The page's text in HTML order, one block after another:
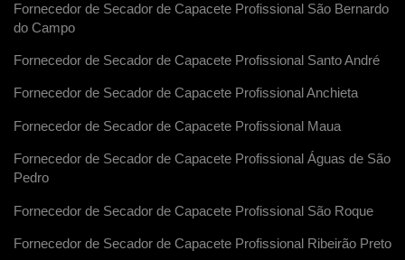
Fornecedor de Secador de Capacete Profissional São Bernardo
do Campo
Fornecedor de Secador de Capacete Profissional Santo André
Fornecedor de Secador de Capacete Profissional Anchieta
Fornecedor de Secador de Capacete Profissional Maua
Fornecedor de Secador de Capacete Profissional Águas de São
Pedro
Fornecedor de Secador de Capacete Profissional São Roque
Fornecedor de Secador de Capacete Profissional Ribeirão Preto